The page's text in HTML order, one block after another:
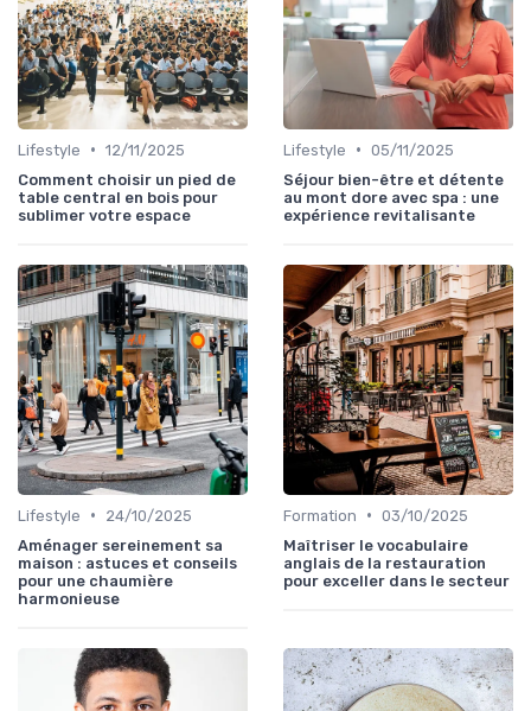
Lifestyle • 12/11/2025
Comment choisir un pied de
table central en bois pour
sublimer votre espace
Lifestyle • 05/11/2025
Séjour bien-être et détente
au mont dore avec spa : une
expérience revitalisante
Lifestyle •
24/10/2025
Aménager sereinement sa
maison : astuces et conseils
pour une chaumière
harmonieuse
Formation • 03/10/2025
Maîtriser le vocabulaire
anglais de la restauration
pour exceller dans le secteur